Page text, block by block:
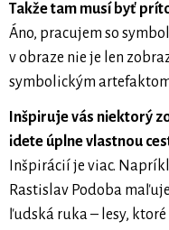
Takže tam musí byť
Áno, pracujem so
v obraze nie je len
symbolickým
Inšpiruje vás niektorý
idete úplne vlastnou
Inšpirácií je viac.
Rastislav Podoba
ľudská ruka – lesy,